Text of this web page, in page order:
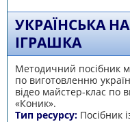
УКРАЇНСЬКА
ІГРАШКА
Методичний посібник
по виготовленню
відео майстер-клас по
«Коник».
Тип ресурсу: Посібник